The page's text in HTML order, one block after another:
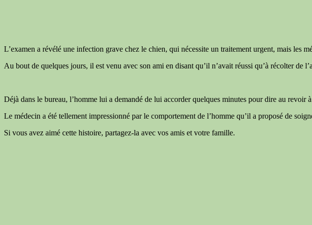
L’examen a révélé une infection grave chez le chien, qui nécessite un traitement urgent, mais les
Au bout de quelques jours, il est venu avec son ami en disant qu’il n’avait réussi qu’à récolter de
Déjà dans le bureau, l’homme lui a demandé de lui accorder quelques minutes pour dire au
Le médecin a été tellement impressionné par le comportement de l’homme qu’il a proposé de
Si vous avez aimé cette histoire, partagez-la avec vos amis et votre famille.